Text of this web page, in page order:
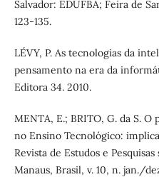
Salvador: EDUFBA; Feira de
123-135.
LÉVY, P. As tecnologias da
pensamento na era da
Editora 34. 2010.
MENTA, E.; BRITO, G. da S.
no Ensino Tecnológico:
Revista de Estudos e
Manaus, Brasil, v. 10, n. jan./